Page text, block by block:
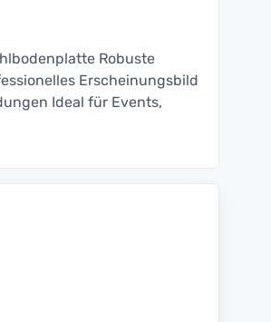
Robuste
Erscheinungsbild
Ideal für Events,